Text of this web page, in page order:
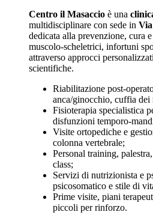
Centro il Masaccio è una
multidisciplinare con sede in
dedicata alla prevenzione, cura
muscolo-scheletrici, infortuni
attraverso approcci
scientifiche.
Riabilitazione post-
anca/ginocchio, cuffia dei
Fisioterapia specialistica
disfunzioni temporo-
Visite ortopediche e
colonna vertebrale;
Personal training,
class;
Servizi di nutrizionista e
psicosomatico e stile di
Prime visite, piani
piccoli per rinforzo.